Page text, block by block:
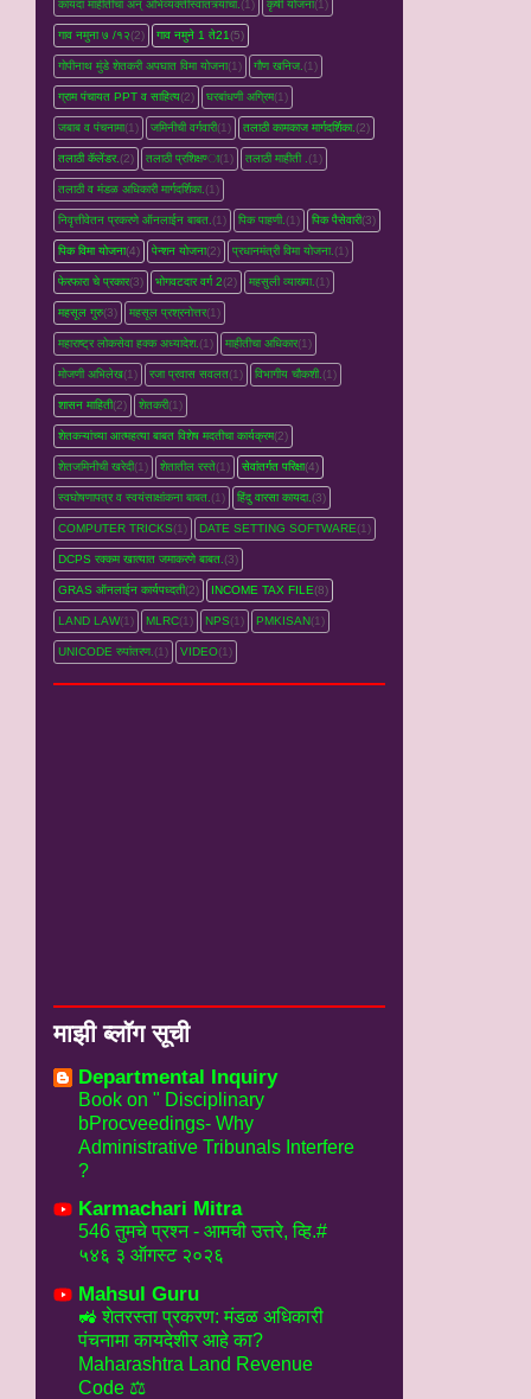
कायदा माहीतीचा अन् अभिव्यक्तीस्वातंत्र्याचा. (1) कृषी योजना(1)
गाव नमुना ७ /१२(2) गाव नमुने 1 ते21(5)
गोपीनाथ मुंडे शेतकरी अपघात विमा योजना(1) गौण खनिज. (1)
ग्राम पंचायत PPT व साहित्य(2) घरबांधणी अग्रिम(1)
जबाब व पंचनामा(1) जमिनीची वर्गवारी(1) तलाठी कामकाज मार्गदर्शिका.(2)
तलाठी कॅलेंडर.(2) तलाठी प्रशिक्षण्‍ा(1) तलाठी माहीती . (1)
तलाठी व मंडळ अधिकारी मार्गदर्शिका. (1)
निवृत्तीवेतन प्रकरणे ऑनलाईन बाबत. (1) पिक पाहणी. (1) पिक पैसेवारी(3)
पिक विमा योजना(4) पेन्शन योजना(2) प्रधानमंत्री विमा योजना. (1)
फेरफारा चे प्रकार(3) भोगवटदार वर्ग 2(2) महसुली व्‍याख्‍या. (1)
महसूल गुरु(3) महसूल प्रश्रनोत्तर(1)
महाराष्ट्र लोकसेवा हक्क अध्यादेश. (1) माहीतीचा अधिकार(1)
मोजणी अभिलेख(1) रजा प्रवास सवलत(1) विभागीय चौकशी. (1)
शासन माहिती(2) शेतकरी(1)
शेतकऱ्यांच्‍या आत्महत्‍या बाबत विशेष मदतीचा कार्यक्रम(2)
शेतजमिनीची खरेदी(1) शेतातील रस्‍ते(1) सेवांतर्गत परिक्षा(4)
स्वघोषणापत्र व स्वयंसाक्षांकना बाबत. (1) हिंदु वारसा कायदा.(3)
COMPUTER TRICKS(1) DATE SETTING SOFTWARE(1)
DCPS रक्‍कम खात्‍यात जमाकरणे बाबत. (3)
GRAS ऑनलाईन कार्यपध्‍दती(2) INCOME TAX FILE(8)
LAND LAW(1) MLRC(1) NPS(1) PMKISAN(1)
UNICODE रुपांतरण. (1) VIDEO(1)
माझी ब्लॉग सूची
Departmental Inquiry
Book on " Disciplinary
bProcveedings- Why
Administrative Tribunals Interfere
?
Karmachari Mitra
546 तुमचे प्रश्न - आमची उत्तरे, व्हि.#
५४६ ३ ऑगस्ट २०२६
Mahsul Guru
🚜 शेतरस्ता प्रकरण: मंडळ अधिकारी
पंचनामा कायदेशीर आहे का?
Maharashtra Land Revenue
Code ⚖️